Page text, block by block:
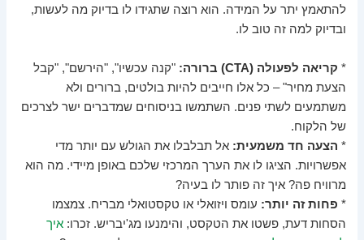
להתאמץ יתר על המידה. הוא רוצה שתגידו לו בדיוק מה לעשות,
ובדיוק למה זה טוב לו.
* קריאה לפעולה (CTA) ברורה:
"קנה עכשיו", "הירשם", "קבל
הצעת מחיר" – כל אלו חייבים להיות בולטים, ברורים ולא
משתמעים לשתי פנים. השתמשו בניסוחים שמדברים ישר לצרכים
של הלקוח.
* הצעה חד משמעית: אל תבלבלו את הגולש עם יותר מדי
אפשרויות. הציגו לו את הערך המרכזי שלכם באופן מיידי. מה הוא
מרוויח פה? איך זה פותר לו בעיה?
* פחות זה יותר: עומס ויזואלי או טקסטואלי מבריח. צמצמו
הסחות דעת, פשטו את הטקסט, והימנעו מג'יבריש. זכרו:איך